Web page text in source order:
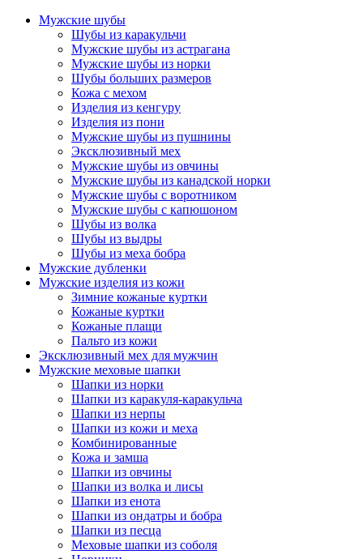
Мужские шубы
Шубы из каракульчи
Мужские шубы из астрагана
Мужские шубы из норки
Шубы больших размеров
Кожа с мехом
Изделия из кенгуру
Изделия из пони
Мужские шубы из пушнины
Эксклюзивный мех
Мужские шубы из овчины
Мужские шубы из канадской норки
Мужские шубы с воротником
Мужские шубы с капюшоном
Шубы из волка
Шубы из выдры
Шубы из меха бобра
Мужские дубленки
Мужские изделия из кожи
Зимние кожаные куртки
Кожаные куртки
Кожаные плащи
Пальто из кожи
Эксклюзивный мех для мужчин
Мужские меховые шапки
Шапки из норки
Шапки из каракуля-каракульча
Шапки из нерпы
Шапки из кожи и меха
Комбинированные
Кожа и замша
Шапки из овчины
Шапки из волка и лисы
Шапки из енота
Шапки из ондатры и бобра
Шапки из песца
Меховые шапки из соболя